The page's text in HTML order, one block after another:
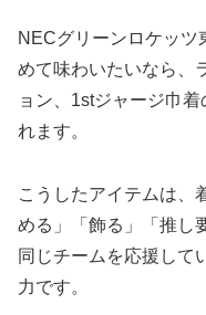
NECグリーンロケッツ
めて味わいたいなら、
ョン、1stジャージ巾
れます。
こうしたアイテムは、
める」「飾る」「推し
同じチームを応援して
力です。